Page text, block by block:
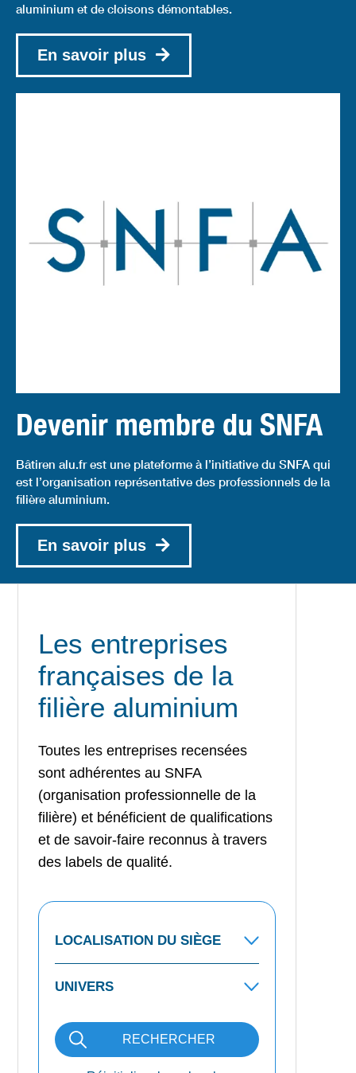
aluminium et de cloisons démontables.
En savoir plus
Devenir membre du SNFA
Bâtiren alu.fr est une plateforme à l’initiative du SNFA qui
est l’organisation représentative des professionnels de la
filière aluminium.
En savoir plus
Les entreprises
françaises de la
filière aluminium
Toutes les entreprises recensées
sont adhérentes au SNFA
(organisation professionnelle de la
filière) et bénéficient de qualifications
et de savoir-faire reconnus à travers
des labels de qualité.
RECHERCHER